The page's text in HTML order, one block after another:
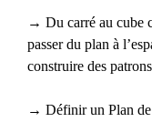
→ Du carré au cube
passer du plan à
construire des
→ Définir un Plan de